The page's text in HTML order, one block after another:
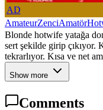
AD
AmateurZenciAmatör
Blonde hotwife yatağa
sert şekilde girip
tekrarlıyor. Kısa ve net
Show more
Comments